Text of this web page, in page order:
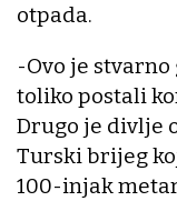
otpada.
-Ovo je
toliko postali
Drugo je divlje
Turski brijeg
100-injak